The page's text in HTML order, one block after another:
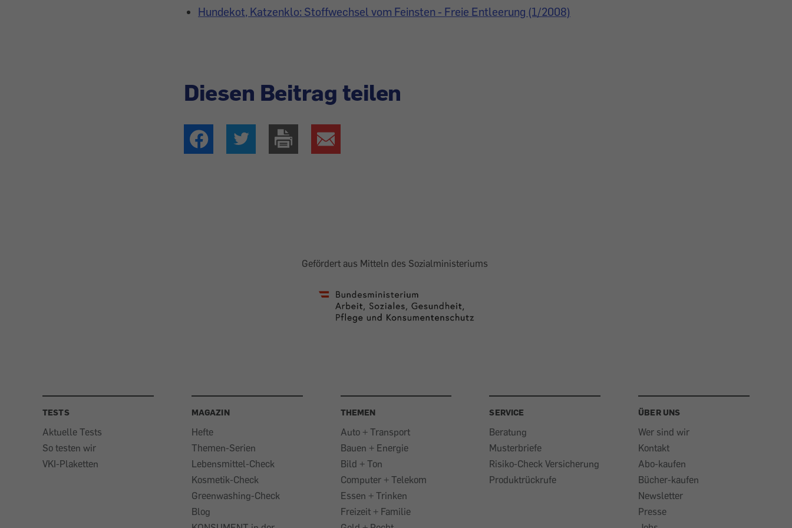
Hundekot, Katzenklo: Stoffwechsel vom Feinsten - Freie Entleerung (1/2008)
Diesen Beitrag teilen
Gefördert aus Mitteln des Sozialministeriums
TESTS
Aktuelle Tests
So testen wir
VKI-Plaketten
MAGAZIN
Hefte
Themen-Serien
Lebensmittel-Check
Kosmetik-Check
Greenwashing-Check
Blog
THEMEN
Auto + Transport
Bauen + Energie
Bild + Ton
Computer + Telekom
Essen + Trinken
Freizeit + Familie
SERVICE
Beratung
Musterbriefe
Risiko-Check Versicherung
Produktrückrufe
ÜBER UNS
Wer sind wir
Kontakt
Abo-kaufen
Bücher-kaufen
Newsletter
Presse